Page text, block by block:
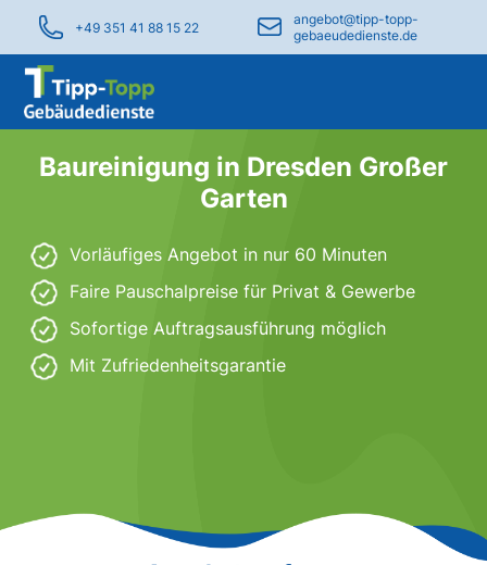
+49 351 41 88 15 22
angebot@tipp-topp-
gebaeudedienste.de
Baureinigung in Dresden Großer
Garten
Vorläufiges Angebot in nur 60 Minuten
Faire Pauschalpreise für Privat & Gewerbe
Sofortige Auftragsausführung möglich
Mit Zufriedenheitsgarantie